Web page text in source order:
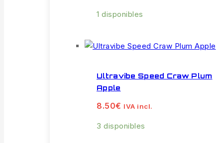
1 disponibles
Ultravibe Speed Craw Plum
Apple
8.50€ IVA incl.
3 disponibles